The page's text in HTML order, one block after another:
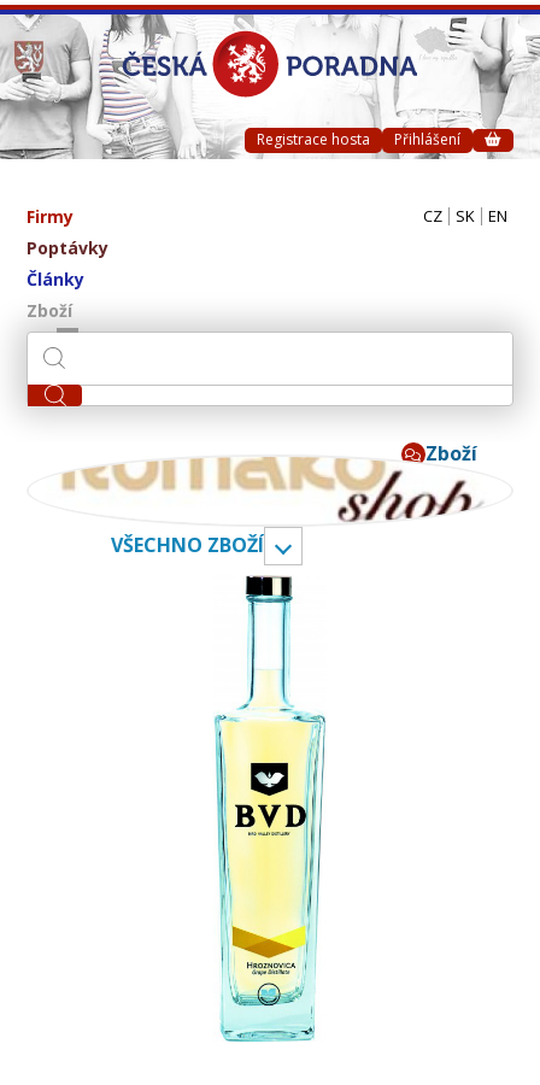
Registrace hosta Přihlášení
Firmy
Poptávky
Články
Zboží
CZ SK EN
Zboží
RUMAKO s.r.o.
VŠECHNO ZBOŽÍ